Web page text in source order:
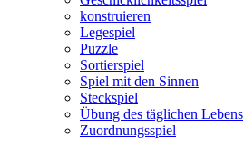
konstruieren
Legespiel
Puzzle
Sortierspiel
Spiel mit den Sinnen
Steckspiel
Übung des täglichen Lebens
Zuordnungsspiel